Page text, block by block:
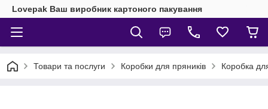
Lovepak Ваш виробник картоного пакування
Товари та послуги Коробки для пряників Коробка